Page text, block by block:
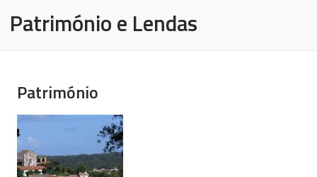
Património e Lendas
Património